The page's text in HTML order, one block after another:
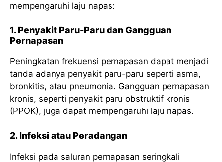
mempengaruhi laju napas:
1. Penyakit Paru-Paru dan Gangguan
Pernapasan
Peningkatan frekuensi pernapasan dapat menjadi
tanda adanya penyakit paru-paru seperti asma,
bronkitis, atau pneumonia. Gangguan pernapasan
kronis, seperti penyakit paru obstruktif kronis
(PPOK), juga dapat mempengaruhi laju napas.
2. Infeksi atau Peradangan
Infeksi pada saluran pernapasan seringkali